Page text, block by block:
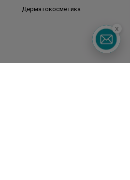
Дерматокосметика
x